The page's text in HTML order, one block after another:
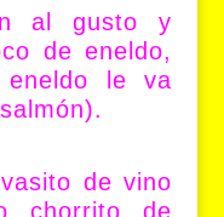
al gusto y
de eneldo,
le va
de vino
chorrito de